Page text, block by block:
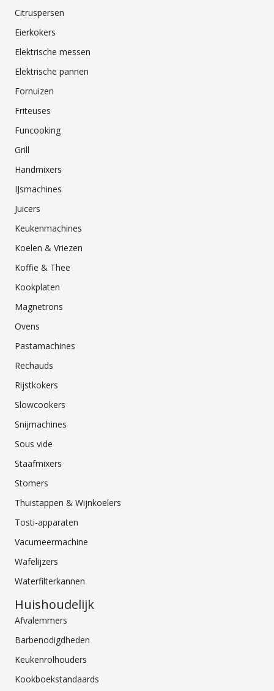
Citruspersen
Eierkokers
Elektrische messen
Elektrische pannen
Fornuizen
Friteuses
Funcooking
Grill
Handmixers
IJsmachines
Juicers
Keukenmachines
Koelen & Vriezen
Koffie & Thee
Kookplaten
Magnetrons
Ovens
Pastamachines
Rechauds
Rijstkokers
Slowcookers
Snijmachines
Sous vide
Staafmixers
Stomers
Thuistappen & Wijnkoelers
Tosti-apparaten
Vacumeermachine
Wafelijzers
Waterfilterkannen
Huishoudelijk
Afvalemmers
Barbenodigdheden
Keukenrolhouders
Kookboekstandaards